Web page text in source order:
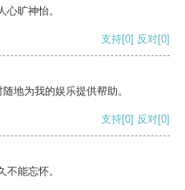
旷神怡。
支持[0] 反对[0]
地为我的娱乐提供帮助。
支持[0] 反对[0]
能忘怀。